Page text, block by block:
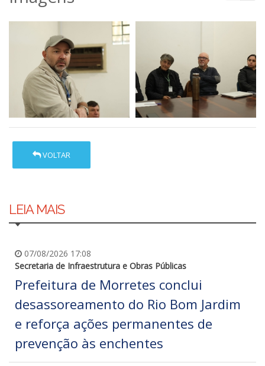
VOLTAR
LEIA MAIS
07/08/2026 17:08
Secretaria de Infraestrutura e Obras Públicas
Prefeitura de Morretes conclui
desassoreamento do Rio Bom Jardim
e reforça ações permanentes de
prevenção às enchentes